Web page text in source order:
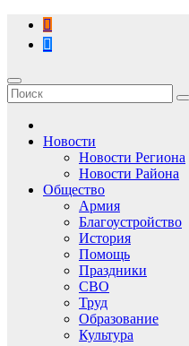
Перейти
содержимому
Новости
Новости Региона
Новости Района
Общество
Армия
Благоустройство
История
Помощь
Праздники
СВО
Труд
Образование
Культура